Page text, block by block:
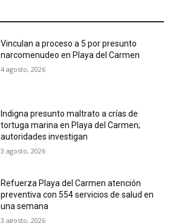
Vinculan a proceso a 5 por presunto
narcomenudeo en Playa del Carmen
4 agosto, 2026
Indigna presunto maltrato a crías de
tortuga marina en Playa del Carmen;
autoridades investigan
3 agosto, 2026
Refuerza Playa del Carmen atención
preventiva con 554 servicios de salud en
una semana
3 agosto, 2026